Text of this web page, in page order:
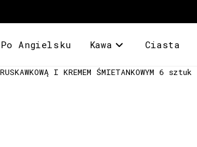
Angielsku Kawa Ciasta
I KREMEM ŚMIETANKOWYM 6 sztuk